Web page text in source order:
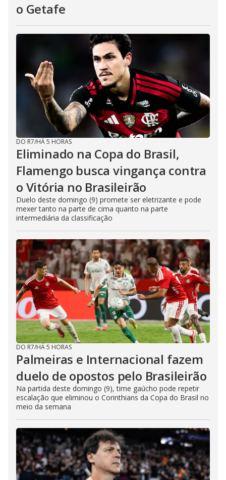
o Getafe
DO R7/HÁ 5 HORAS
Eliminado na Copa do Brasil,
Flamengo busca vingança contra
o Vitória no Brasileirão
Duelo deste domingo (9) promete ser eletrizante e pode
mexer tanto na parte de cima quanto na parte
intermediária da classificação
DO R7/HÁ 5 HORAS
Palmeiras e Internacional fazem
duelo de opostos pelo Brasileirão
Na partida deste domingo (9), time gaúcho pode repetir
escalação que eliminou o Corinthians da Copa do Brasil no
meio da semana